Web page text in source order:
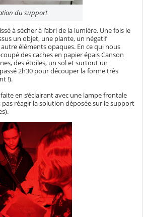
du support
à sécher à l’abri de la lumière. Une fois le
un objet, une plante, un négatif
éléments opaques. En ce qui nous
des caches en papier épais Canson
des étoiles, un sol et surtout un
2h30 pour découper la forme très
!).
en s’éclairant avec une lampe frontale
réagir la solution déposée sur le support